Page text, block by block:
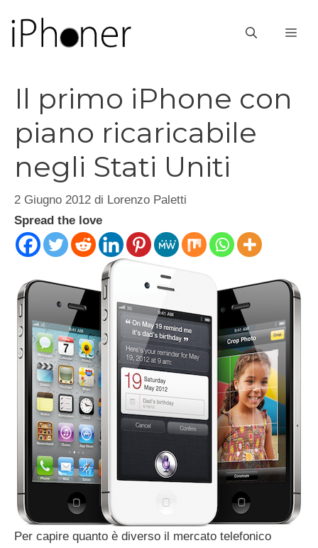
contenuto
Il primo iPhone con
piano ricaricabile
negli Stati Uniti
2 Giugno 2012 di Lorenzo Paletti
Spread the love
Per capire quanto è diverso il mercato telefonico